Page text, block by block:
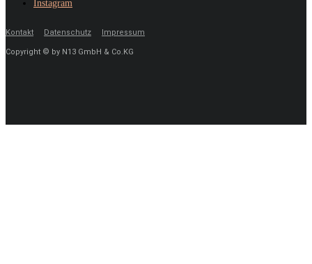
Instagram
Kontakt Datenschutz Impressum
Copyright © by N13 GmbH & Co.KG